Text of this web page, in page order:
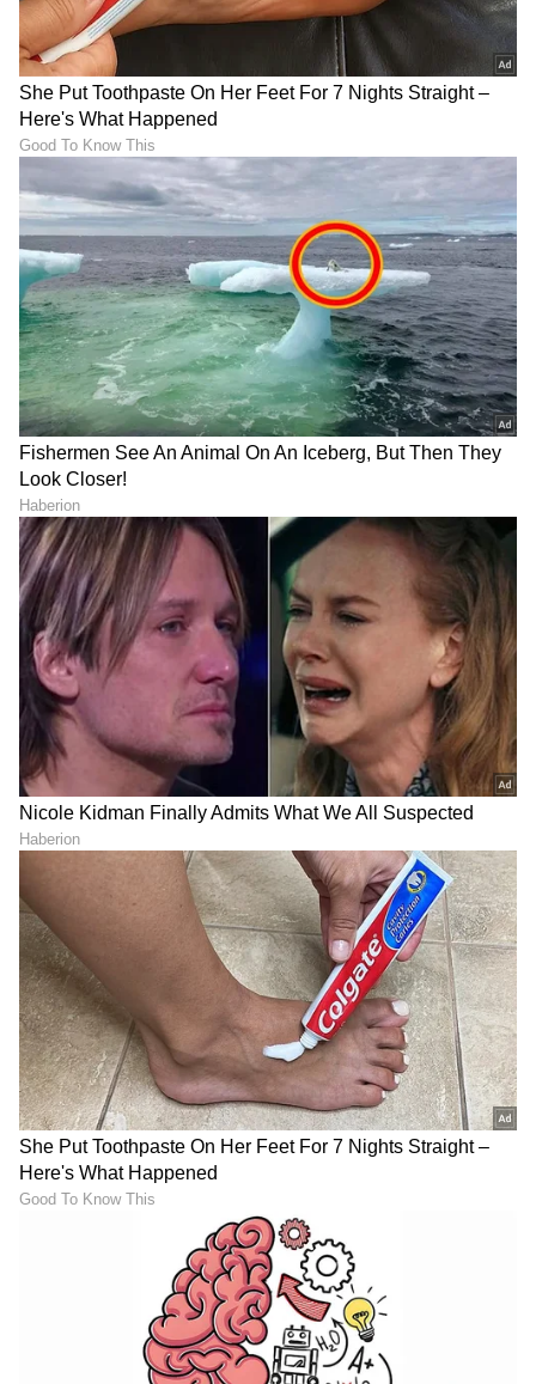
ಯಶ್‌ ‘ಟಾಕ್ಸಿಕ್‌’ ನೋಡಿ ಫ್ಯಾನ್ಸ್‌
ಫಿದಾ: ನೆಟ್ಟಿಗರು ಮಾತ್ರ ‘KGF on
Steroids’ ಅಂತಿದ್ದಾರೆ!
ನಿರ್ದೇಶಕಿ ಗೀತೂ ಮೋಹನ್‌ದಾಸ್
ಕಣ್ಣೀರು ಹಾಕಿದ್ದೇಕೆ? ಟಾಕ್ಸಿಕ್
'ಸ್ಪೆಷಲ್ ಲೇಡೀಸ್' ನಾಯಕಿಯರು
ಹೇಳಿದ್ದೇನು?
LATEST VIDEOS
"ರಾಜಕೀಯ ಬೇಡ, ಸಿನಿಮಾನೇ ಪ್ರಾಣ":
ಕನಕೋತ್ಸವದಲ್ಲಿ ರಿಷಬ್ ಶೆಟ್ಟಿ | Rishab
Shetty speech | Suvarna News
ಶೇ.50 ರಿಂದ ಶೇ.18 ಕ್ಕೆ TAX ಇಳಿಕೆ: ಮೋದಿ-
ಟ್ರಂಪ್ ಐತಿಹಾಸಿಕ ಒಪ್ಪಂದ | India US
Trade Deal | Party Rounds